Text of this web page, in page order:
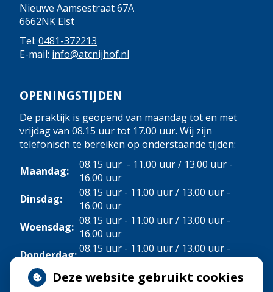
Nieuwe Aamsestraat 67A
6662NK Elst
Tel: 0481-372213
E-mail: info@atcnijhof.nl
OPENINGSTIJDEN
De praktijk is geopend van maandag tot en met
vrijdag van 08.15 uur tot 17.00 uur. Wij zijn
telefonisch te bereiken op onderstaande tijden:
Maandag:
08.15 uur - 11.00 uur / 13.00 uur -
16.00 uur
Dinsdag:
08.15 uur - 11.00 uur / 13.00 uur -
16.00 uur
Woensdag: 08.15 uur - 11.00 uur / 13.00 uur -
16.00 uur
Donderdag:08.15 uur - 11.00 uur / 13.00 uur -
Vrijdag:
08.15 uur - 11.00 uur
Deze website gebruikt cookies